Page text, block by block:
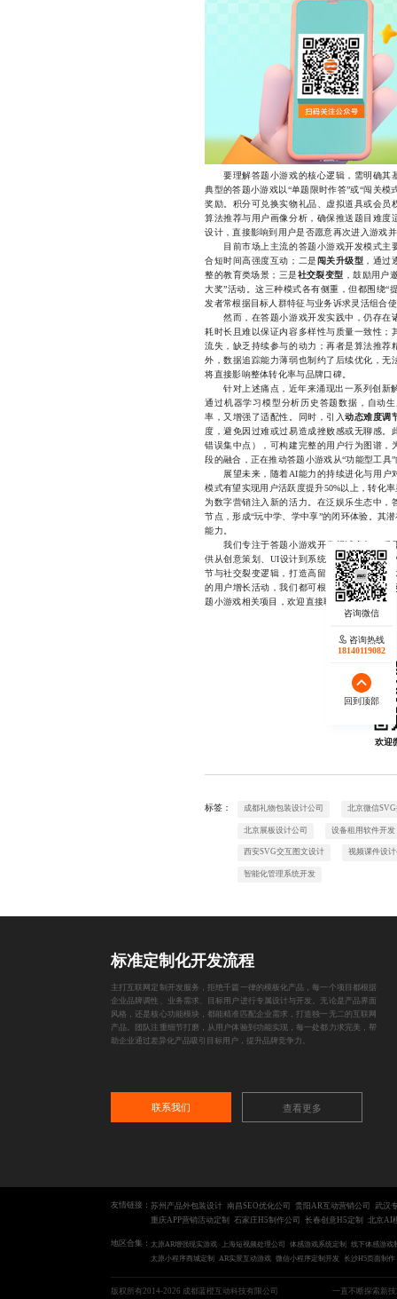
要理解答题小游戏的核心逻辑，需明确其
典型的答题小游戏以“单题限时作答”或“闯关
奖励。积分可兑换实物礼品、虚拟道具或会
算法推荐与用户画像分析，确保推送题目难
设计，直接影响到用户是否愿意再次进入游戏
目前市场上主流的答题小游戏开发模式主
合短时间高强度互动；二是 闯关升级型 ，通过
整的教育类场景；三是社交裂变型 ，鼓励用户
大奖”活动。这三种模式各有侧重，但都围绕“
发者常根据目标人群特征与业务诉求灵活组合
然而，在答题小游戏开发实践中，仍存在
耗时长且难以保证内容多样性与质量一致性
流失，缺乏持续参与的动力；再者是算法推
外，数据追踪能力薄弱也制约了后续优化，
将直接影响整体转化率与品牌口碑。
针对上述痛点，近年来涌现出一系列创新
通过机器学习模型分析历史答题数据，自动
率，又增强了适配性。同时，引入动态难度调
度，避免因过难或过易造成挫败感或无聊感
错误集中点），可构建完整的用户行为图谱
段的融合，正在推动答题小游戏从“功能型工具
展望未来，随着AI能力的持续进化与用户
模式有望实现用户活跃度提升50%以上，转化
为数字营销注入新的活力。在泛娱乐生态中
节点，形成“玩中学、学中享”的闭环体验。其
能力。
我们专注于答题小游戏开发领域多年，积
供从创意策划、UI设计到系统开发、数据运营
节与社交裂变逻辑，打造高留存、强传播的
的用户增长活动，我们都可根据实际需求定制
题小游戏相关项目，欢迎直接联系
欢迎
标签： 成都礼物包装设计公司 北京微信
北京展板设计公司 设备租用软件开发
西安SVG交互图文设计 视频课件设
智能化管理系统开发
咨询热线
18140119082
回到顶部
标准定制化开发流程
主打互联网定制开发服务，拒绝千篇一律的模板化产品，每一个项目都根据
企业品牌调性、业务需求、目标用户进行专属设计与开发。无论是产品界面
风格，还是核心功能模块，都能精准匹配企业需求，打造独一无二的互联网
产品。团队注重细节打磨，从用户体验到功能实现，每一处都力求完美，帮
助企业通过差异化产品吸引目标用户，提升品牌竞争力。
联系我们 查看更多
友情链接： 苏州产品外包装设计 南昌SEO优化公司 贵阳AR互动营销公司
武汉
重庆APP营销活动定制
石家庄H5制作公司 长春创意H5定制 北京AI
地区合集： 太原AR增强现实游戏 上海短视频处理公司 体感游戏系统定制
线下体感游戏
太原小程序商城定制
AR实景互动游戏 微信小程序定制开发 长沙H5页面制作
版权所有2014-2026 成都蓝橙互动科技有限公司 一直不断探索新